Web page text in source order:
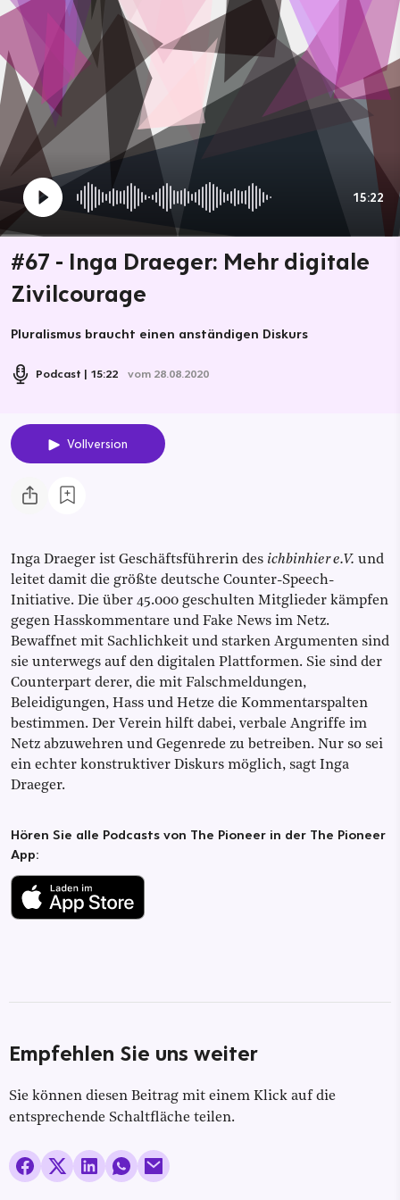
15:22
#67 - Inga Draeger: Mehr digitale
Zivilcourage
Pluralismus braucht einen anständigen Diskurs
Podcast 15:22 vom 28.08.2020
Vollversion
Inga Draeger ist Geschäftsführerin des ichbinhier e.V. und
leitet damit die größte deutsche Counter-Speech-
Initiative. Die über 45.000 geschulten Mitglieder kämpfen
gegen Hasskommentare und Fake News im Netz.
Bewaffnet mit Sachlichkeit und starken Argumenten sind
sie unterwegs auf den digitalen Plattformen. Sie sind der
Counterpart derer, die mit Falschmeldungen,
Beleidigungen, Hass und Hetze die Kommentarspalten
bestimmen. Der Verein hilft dabei, verbale Angriffe im
Netz abzuwehren und Gegenrede zu betreiben. Nur so sei
ein echter konstruktiver Diskurs möglich, sagt Inga
Draeger.
Hören Sie alle Podcasts von The Pioneer in der The Pioneer
App:
Empfehlen Sie uns weiter
Sie können diesen Beitrag mit einem Klick auf die
entsprechende Schaltfläche teilen.